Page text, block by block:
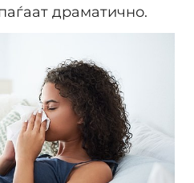
драматично.